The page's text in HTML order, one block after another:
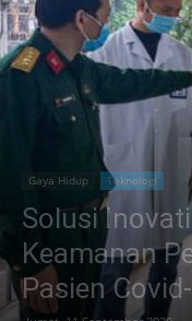
Gaya Hidup Teknologi
Solusi
Keamanan
Pasien